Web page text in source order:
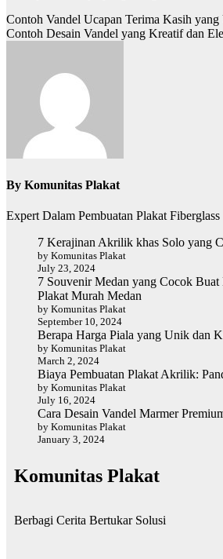
Contoh Vandel Ucapan Terima Kasih
Contoh Desain Vandel yang Kreatif dan
By Komunitas Plakat
Expert Dalam Pembuatan Plakat Fiberglass
7 Kerajinan Akrilik khas Solo yang
by Komunitas Plakat
July 23, 2024
7 Souvenir Medan yang Cocok
Plakat Murah Medan
by Komunitas Plakat
September 10, 2024
Berapa Harga Piala yang Unik dan
by Komunitas Plakat
March 2, 2024
Biaya Pembuatan Plakat Akrilik:
by Komunitas Plakat
July 16, 2024
Cara Desain Vandel Marmer
by Komunitas Plakat
January 3, 2024
Komunitas Plakat
Berbagi Cerita Bertukar Solusi